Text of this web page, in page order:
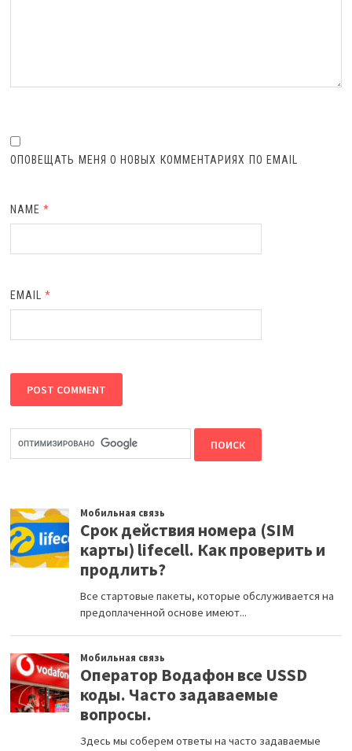
ОПОВЕЩАТЬ МЕНЯ О НОВЫХ КОММЕНТАРИЯХ ПО EMAIL
NAME*
EMAIL*